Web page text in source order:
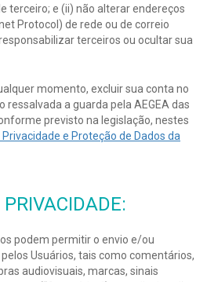
terceiro; e (ii) não alterar endereços
Protocol) de rede ou de correio
terceiros ou ocultar sua
momento, excluir sua conta no
a guarda pela AEGEA das
previsto na legislação, nestes
Privacidade e Proteção de Dados da
podem permitir o envio e/ou
Usuários, tais como comentários,
audiovisuais, marcas, sinais